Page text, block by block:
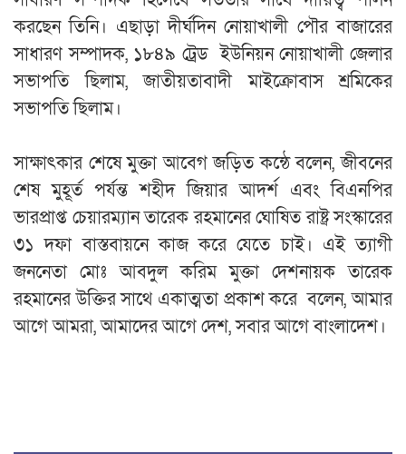
করছেন তিনি। এছাড়া দীর্ঘদিন নোয়াখালী পৌর বাজারের
সাধারণ সম্পাদক, ১৮৪৯ ট্রেড ইউনিয়ন নোয়াখালী জেলার
সভাপতি ছিলাম, জাতীয়তাবাদী মাইক্রোবাস শ্রমিকের
সভাপতি ছিলাম।
‎সাক্ষাৎকার শেষে মুক্তা আবেগ জড়িত কন্ঠে বলেন, ​জীবনের
শেষ মুহূর্ত পর্যন্ত শহীদ জিয়ার আদর্শ এবং বিএনপির
ভারপ্রাপ্ত চেয়ারম্যান তারেক রহমানের ঘোষিত রাষ্ট্র সংস্কারের
৩১ দফা বাস্তবায়নে কাজ করে যেতে চাই। এই ত্যাগী
জননেতা মোঃ আবদুল করিম মুক্তা দেশনায়ক তারেক
রহমানের উক্তির সাথে একাত্মতা প্রকাশ করে বলেন, আমার
আগে আমরা, আমাদের আগে দেশ, সবার আগে বাংলাদেশ।